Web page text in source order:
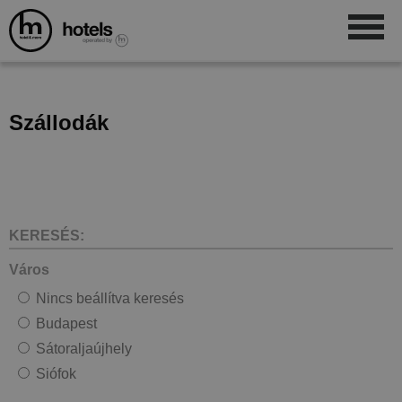
Szállodák
KERESÉS:
Város
Nincs beállítva keresés
Budapest
Sátoraljaújhely
Siófok